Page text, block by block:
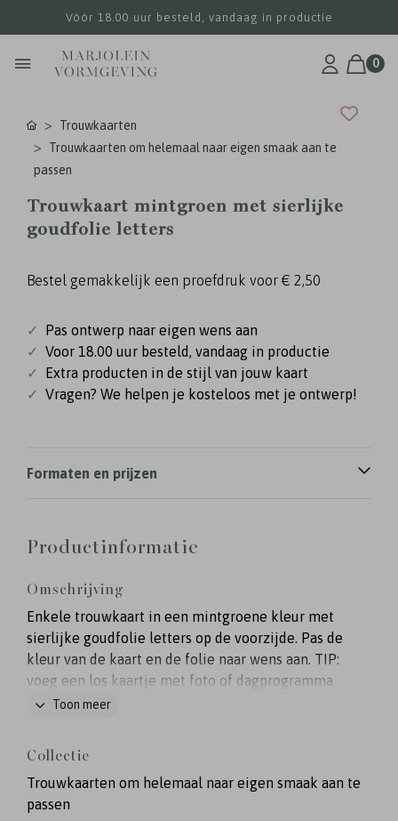
Vóór 18.00 uur besteld, vandaag in productie
0
Trouwkaarten
Trouwkaarten om helemaal naar eigen smaak aan te
passen
Trouwkaart mintgroen met sierlijke
goudfolie letters
Bestel gemakkelijk een proefdruk voor € 2,50
✓
Pas ontwerp naar eigen wens aan
✓ Voor 18.00 uur besteld, vandaag in productie
✓
Extra producten in de stijl van jouw kaart
✓ Vragen? We helpen je kosteloos met je ontwerp!
Formaten en prijzen
Productinformatie
Omschrijving
Enkele trouwkaart in een mintgroene kleur met
sierlijke goudfolie letters op de voorzijde. Pas de
kleur van de kaart en de folie naar wens aan. TIP:
voeg een los kaartje met foto of dagprogramma
toe!
Toon meer
Collectie
Trouwkaarten om helemaal naar eigen smaak aan te
passen